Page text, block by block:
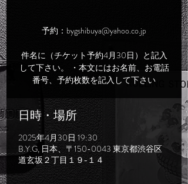
予約：bygshibuya@yahoo.co.jp
件名に（チケット予約4月30日）と記入
して下さい。 ・本文にはお名前、お電話
番号、予約枚数を記入して下さい
日時・場所
2025年4月30日 19:30
B.Y.G, 日本、〒150-0043 東京都渋谷区
道玄坂２丁目１９−１４